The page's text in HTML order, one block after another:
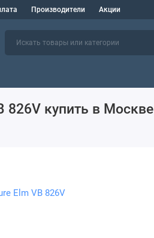
Производители Акции
826V купить в Москве